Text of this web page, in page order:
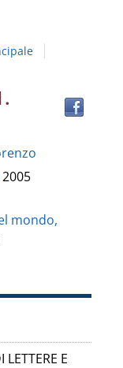
Campania
Vanvitelli"
2005
mondo,
E